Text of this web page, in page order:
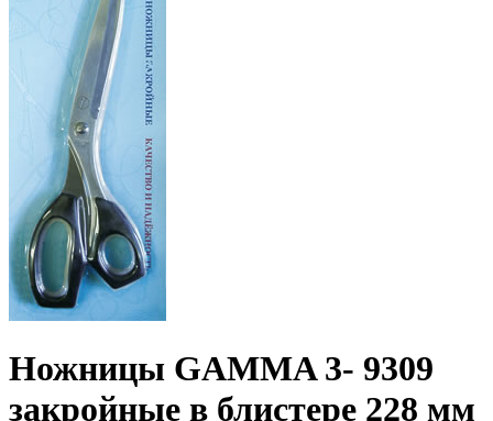
Ножницы GAMMA 3- 9309
закройные в блистере 228 мм